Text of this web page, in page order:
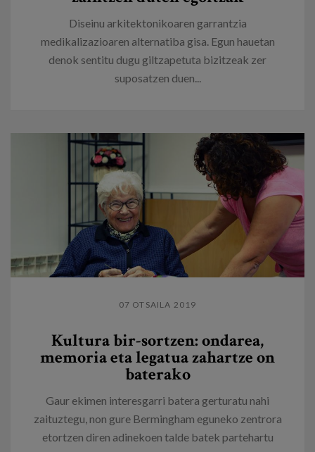
Diseinu arkitektonikoaren garrantzia
medikalizazioaren alternatiba gisa. Egun hauetan
denok sentitu dugu giltzapetuta bizitzeak zer
suposatzen duen...
07 OTSAILA 2019
Kultura bir-sortzen: ondarea,
memoria eta legatua zahartze on
baterako
Gaur ekimen interesgarri batera gerturatu nahi
zaituztegu, non gure Bermingham eguneko zentrora
etortzen diren adinekoen talde batek partehartu